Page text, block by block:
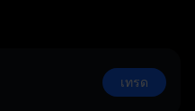
เทรด